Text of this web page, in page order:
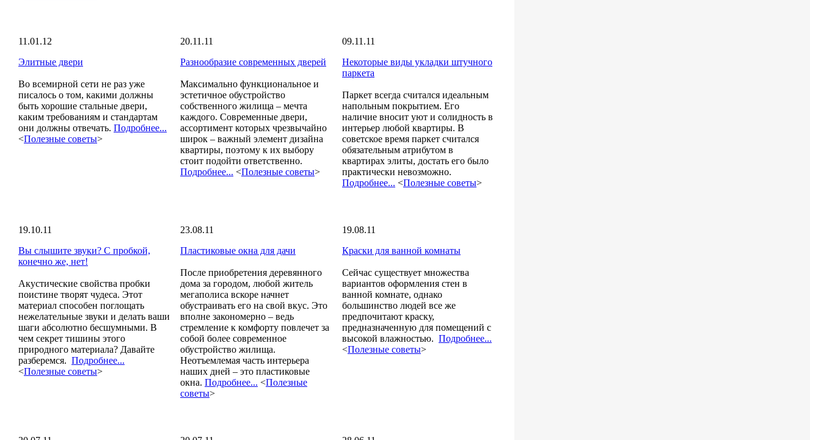
11.01.12
Элитные двери
Во всемирной сети не раз уже
писалось о том, какими должны
быть хорошие стальные двери,
каким требованиям и стандартам
они должны отвечать. Подробнее...
<Полезные советы>
20.11.11
Разнообразие современных дверей
Максимально функциональное и
эстетичное обустройство
собственного жилища – мечта
каждого. Современные двери,
ассортимент которых чрезвычайно
широк – важный элемент дизайна
квартиры, поэтому к их выбору
стоит подойти ответственно.
Подробнее... <Полезные советы>
09.11.11
Некоторые виды укладки штучного
паркета
Паркет всегда считался идеальным
напольным покрытием. Его
наличие вносит уют и солидность в
интерьер любой квартиры. В
советское время паркет считался
обязательным атрибутом в
квартирах элиты, достать его было
практически невозможно.
Подробнее... <Полезные советы>
19.10.11
Вы слышите звуки? С пробкой,
конечно же, нет!
Акустические свойства пробки
поистине творят чудеса. Этот
материал способен поглощать
нежелательные звуки и делать ваши
шаги абсолютно бесшумными. В
чем секрет тишины этого
природного материала? Давайте
разберемся. Подробнее...
<Полезные советы>
23.08.11
Пластиковые окна для дачи
После приобретения деревянного
дома за городом, любой житель
мегаполиса вскоре начнет
обустраивать его на свой вкус. Это
вполне закономерно – ведь
стремление к комфорту повлечет за
собой более современное
обустройство жилища.
Неотъемлемая часть интерьера
наших дней – это пластиковые
окна. Подробнее... <Полезные
советы>
19.08.11
Краски для ванной комнаты
Сейчас существует множества
вариантов оформления стен в
ванной комнате, однако
большинство людей все же
предпочитают краску,
предназначенную для помещений с
высокой влажностью. Подробнее...
<Полезные советы>